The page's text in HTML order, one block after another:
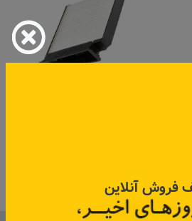
اطلاعات بیشترفروش آنلاین